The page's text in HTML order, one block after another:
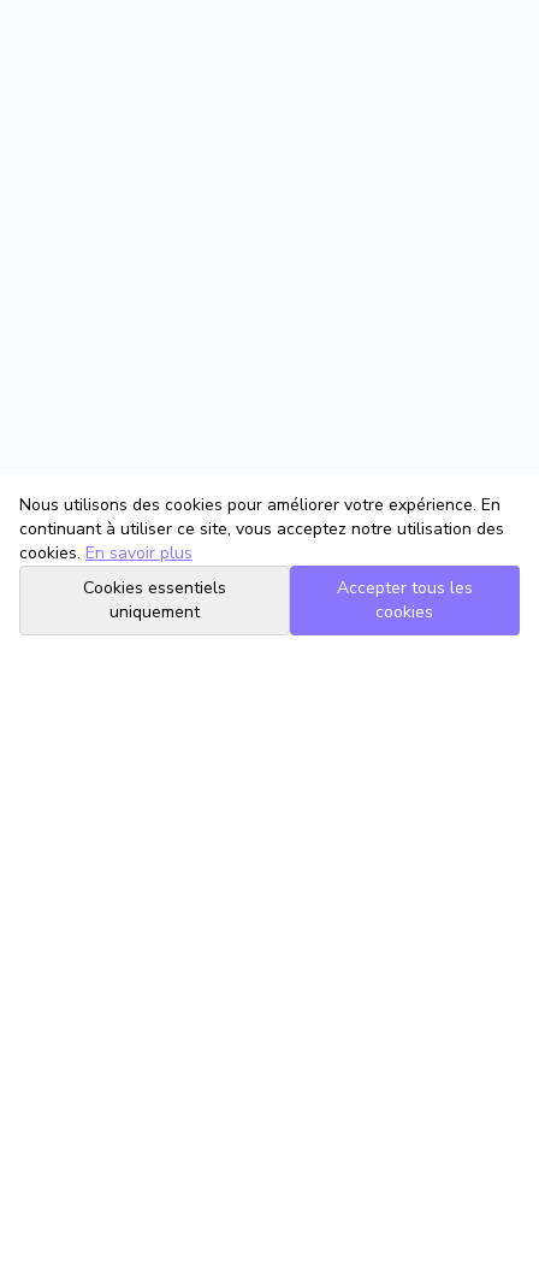
Nous utilisons des cookies pour améliorer votre expérience. En
continuant à utiliser ce site, vous acceptez notre utilisation des
cookies. En savoir plus
Cookies essentiels
uniquement
Accepter tous les
cookies